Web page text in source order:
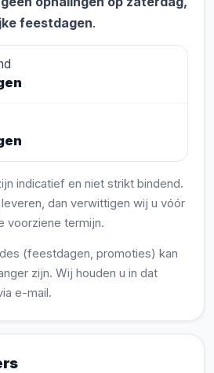
feestdagen.
indicatief en niet strikt bindend.
dan verwittigen wij u vóór
voorziene termijn.
(feestdagen, promoties) kan
zijn. Wij houden u in dat
e-mail.